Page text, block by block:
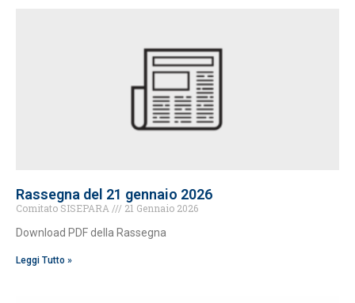
Rassegna del 21 gennaio 2026
Comitato SISEPARA
21 Gennaio 2026
Download PDF della Rassegna
Leggi Tutto »